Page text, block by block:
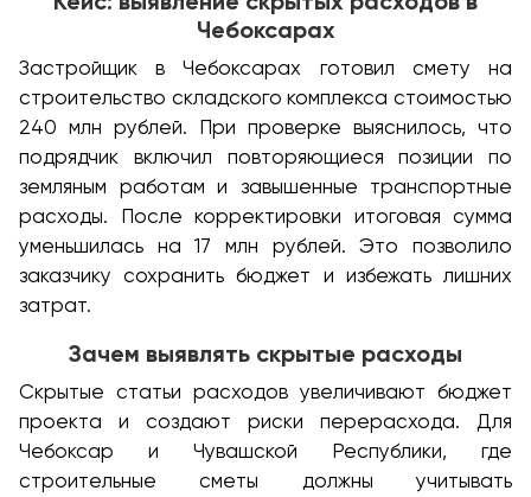
Чебоксарах
Застройщик в Чебоксарах готовил смету на
строительство складского комплекса стоимостью
240 млн рублей. При проверке выяснилось, что
подрядчик включил повторяющиеся позиции по
земляным работам и завышенные транспортные
расходы. После корректировки итоговая сумма
уменьшилась на 17 млн рублей. Это позволило
заказчику сохранить бюджет и избежать лишних
затрат.
Зачем выявлять скрытые расходы
Скрытые статьи расходов увеличивают бюджет
проекта и создают риски перерасхода. Для
Чебоксар и Чувашской Республики, где
строительные сметы должны учитывать